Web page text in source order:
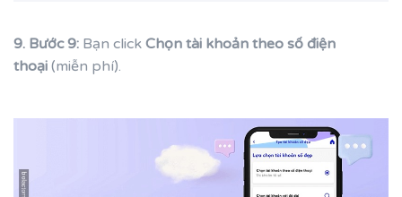
9. Bước 9: Bạn click Chọn tài khoản theo số điện
thoại (miễn phí).